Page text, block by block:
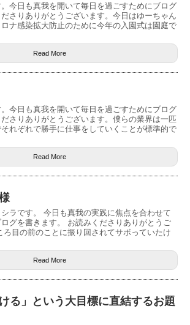
今日も真我を開いて毎日を過ごすためにブログ
さりありがとうございます。今日はゆーちゃん
ナ感染拡大防止のために今年の入園式は園庭で
Read More
今日も真我を開いて毎日を過ごすためにブログ
さりありがとうございます。僕らの業界は一匹
れぞれで勝手に仕事をしていくことが標準的で
Read More
ラです。 今日も真我の実践に焦点を合わせて
グを書きます。 お読みくださりありがとうご
ろ目の前のことに振り回されてサボっていたけ
Read More
る」という大目標に直結するお題